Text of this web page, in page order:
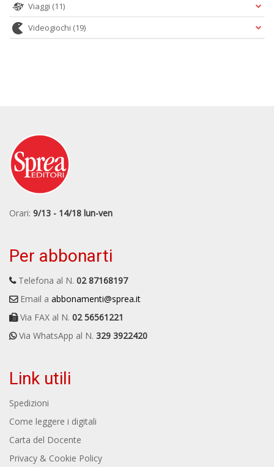
Viaggi (11)
Videogiochi (19)
Orari: 9/13 - 14/18 lun-ven
Per abbonarti
Telefona al N. 02 87168197
Email a abbonamenti@sprea.it
Via FAX al N. 02 56561221
Via WhatsApp al N. 329 3922420
Link utili
Spedizioni
Come leggere i digitali
Carta del Docente
Privacy & Cookie Policy